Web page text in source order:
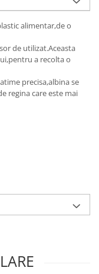
alimentar,de o
de utilizat.Aceasta
a recolta o
precisa,albina se
regina care este mai